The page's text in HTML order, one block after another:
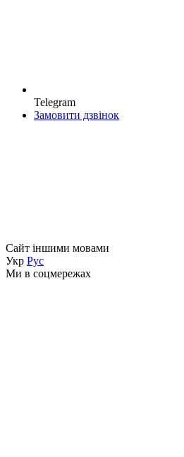
Telegram
Замовити дзвінок
Сайт іншими мовами
Укр Рус
Ми в соцмережах